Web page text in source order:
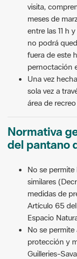
visita,
meses de
entre las 11 h
no podrá
fuera de este
pernoctación
Una vez
sola vez a
área de
Normativa
del pantano
No se
similares
medidas de
Artículo 65
Espacio
No se
protección y
Guilleries-